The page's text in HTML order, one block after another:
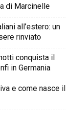
di Marcinelle
all’estero: un
rinviato
conquista il
in Germania
e come nasce il